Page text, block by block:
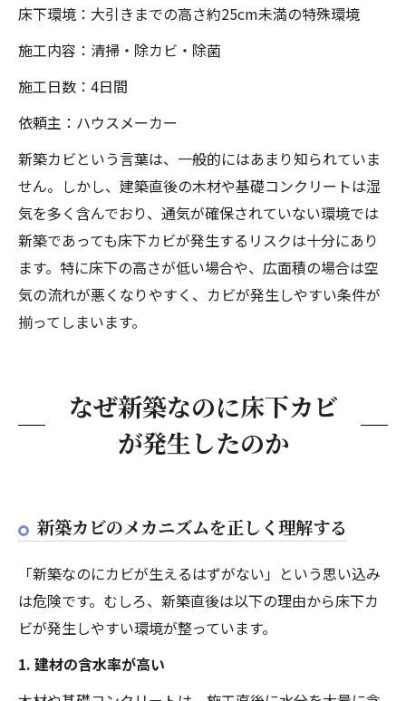
床下環境：大引きまでの高さ約25cm未満の特殊環境
施工内容：清掃・除カビ・除菌
施工日数：4日間
依頼主：ハウスメーカー
新築カビという言葉は、一般的にはあまり知られていま
せん。しかし、建築直後の木材や基礎コンクリートは湿
気を多く含んでおり、通気が確保されていない環境では
新築であっても床下カビが発生するリスクは十分にあり
ます。特に床下の高さが低い場合や、広面積の場合は空
気の流れが悪くなりやすく、カビが発生しやすい条件が
揃ってしまいます。
なぜ新築なのに床下カビ
が発生したのか
新築カビのメカニズムを正しく理解する
「新築なのにカビが生えるはずがない」という思い込み
は危険です。むしろ、新築直後は以下の理由から床下カ
ビが発生しやすい環境が整っています。
1. 建材の含水率が高い